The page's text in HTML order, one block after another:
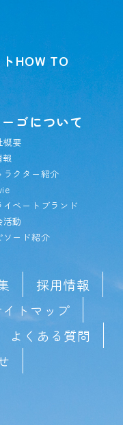
HOW TO
ゴについて
概要
報
ラクター紹介
イベートブランド
活動
ソード紹介
採用情報
トマップ
よくある質問